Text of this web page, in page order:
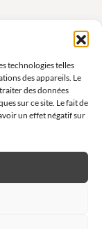
technologies telles
des appareils. Le
des données
sur ce site. Le fait de
un effet négatif sur
privées !